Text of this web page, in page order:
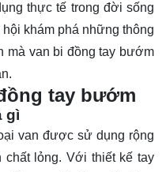
thực tế trong đời sống
khám phá những thông
mà van bi đồng tay bướm
tay bướm
gì
van được sử dụng rộng
chất lỏng. Với thiết kế tay